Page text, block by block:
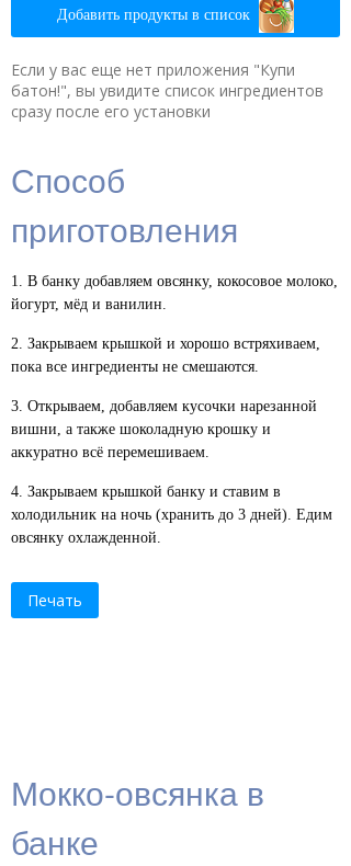
Добавить продукты в список
Если у вас еще нет приложения "Купи
батон!", вы увидите список ингредиентов
сразу после его установки
Способ
приготовления
В банку добавляем овсянку, кокосовое молоко,
йогурт, мёд и ванилин.
Закрываем крышкой и хорошо встряхиваем,
пока все ингредиенты не смешаются.
Открываем, добавляем кусочки нарезанной
вишни, а также шоколадную крошку и
аккуратно всё перемешиваем.
Закрываем крышкой банку и ставим в
холодильник на ночь (хранить до 3 дней). Едим
овсянку охлажденной.
Печать
Мокко-овсянка в
банке